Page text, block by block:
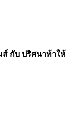
กับ ปริศนาท้าให้